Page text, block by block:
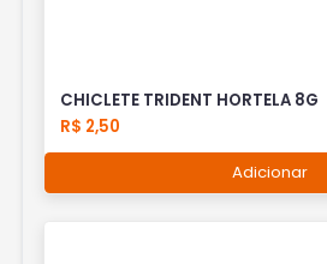
CHICLETE TRIDENT HORTELA 8G
R$ 2,50
Adicionar